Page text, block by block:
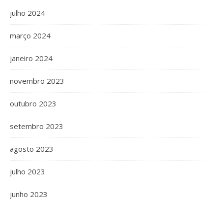
julho 2024
março 2024
janeiro 2024
novembro 2023
outubro 2023
setembro 2023
agosto 2023
julho 2023
junho 2023